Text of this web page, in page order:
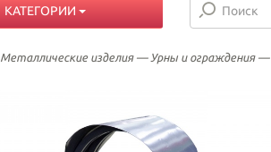
КАТЕГОРИИ
Металлические изделия— Урны и ограждения—